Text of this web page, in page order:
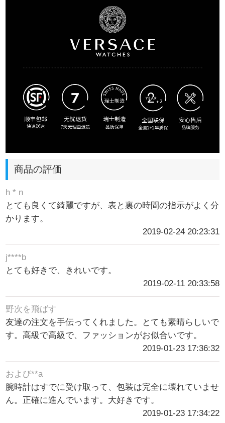
商品の評価
h * n
とても良くて綺麗ですが、表と裏の時間の指示がよく分
かります。
2019-02-24 20:23:31
j****b
とても好きで、きれいです。
2019-02-11 20:33:58
野次を飛ばす
友達の注文を手伝ってくれました。とても素晴らしいで
す。高級で高級で、ファッションがお似合いです。
2019-01-23 17:36:32
および**a
腕時計はすでに受け取って、包装は完全に壊れていませ
ん。正確に進んでいます。大好きです。
2019-01-23 17:34:22